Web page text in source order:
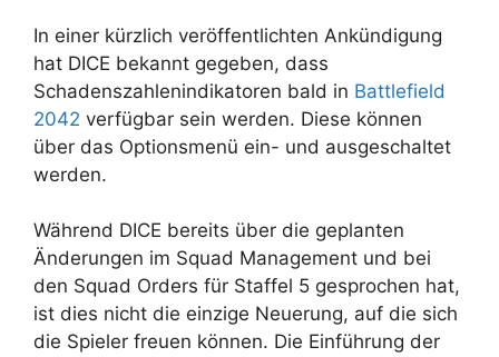
In einer kürzlich veröffentlichten Ankündigung
hat DICE bekannt gegeben, dass
Schadenszahlenindikatoren bald in Battlefield
2042 verfügbar sein werden. Diese können
über das Optionsmenü ein- und ausgeschaltet
werden.
Während DICE bereits über die geplanten
Änderungen im Squad Management und bei
den Squad Orders für Staffel 5 gesprochen hat,
ist dies nicht die einzige Neuerung, auf die sich
die Spieler freuen können. Die Einführung der